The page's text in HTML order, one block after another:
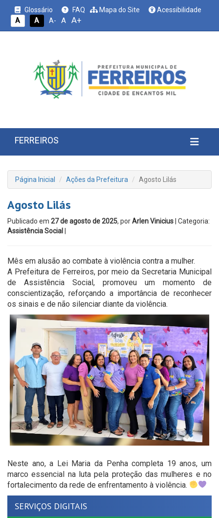
Glossário FAQ Mapa do Site
Acessibilidade
A
A A- A A+
FERREIROS
Página Inicial Ações da Prefeitura Agosto Lilás
Agosto Lilás
Publicado em 27 de agosto de 2025, porArlen Vinicius | Categoria:
Assistência Social
Mês em alusão ao combate à violência contra a mulher.
A Prefeitura de Ferreiros, por meio da Secretaria Municipal
de Assistência Social, promoveu um momento de
conscientização, reforçando a importância de reconhecer
os sinais e de não silenciar diante da violência.
Neste ano, a Lei Maria da Penha completa 19 anos, um
marco essencial na luta pela proteção das mulheres e no
fortalecimento da rede de enfrentamento à violência.
SERVIÇOS DIGITAIS